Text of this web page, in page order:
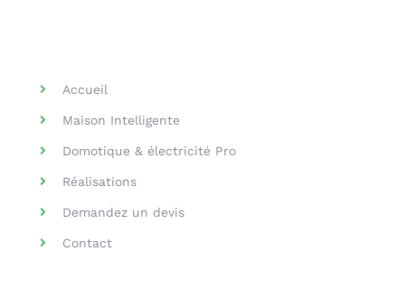
Accueil
Maison Intelligente
Domotique & électricité Pro
Réalisations
Demandez un devis
Contact